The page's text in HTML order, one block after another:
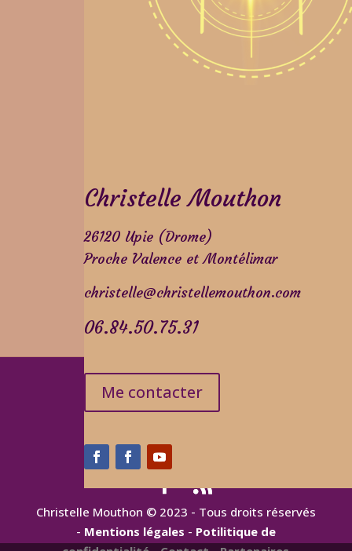
Christelle Mouthon
26120 Upie (Drome)
Proche Valence et Montélimar
christelle@christellemouthon.com
06.84.50.75.31
Me contacter
Christelle Mouthon © 2023 - Tous droits réservés
- Mentions légales - Potilitique de